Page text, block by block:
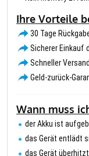
Ihre Vorteile
30 Tage
Sicherer Einkauf
Schneller Versand
Geld-zurück-
Wann muss
der Akku ist
das Gerät entlädt
das Gerät überhitzt